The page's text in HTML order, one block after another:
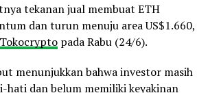
tekanan jual membuat ETH
dan turun menuju area US$1.660,
Tokocrypto pada Rabu (24/6).
menunjukkan bahwa investor masih
hati dan belum memiliki keyakinan